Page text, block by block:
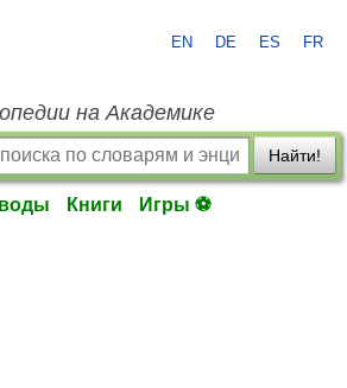
EN DE ES FR
на Академике
Найти!
Книги Игры ⚽